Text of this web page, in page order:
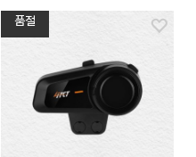
품절